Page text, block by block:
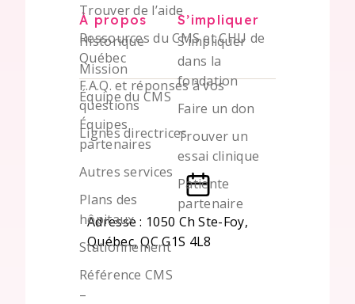
Trouver de l’aide
Ressources du CMS et CHU de
Québec
F.A.Q. et réponses à vos
questions
Lignes directrices
À propos
Historique
Mission
Équipe du CMS
Équipes
partenaires
Autres services
Plans des
hôpitaux
Stationnement
Référence CMS
–
S’impliquer
S’impliquer
dans la
fondation
Faire un don
Trouver un
essai clinique
Patiente
partenaire
Adresse : 1050 Ch Ste-Foy,
Québec, QC G1S 4L8